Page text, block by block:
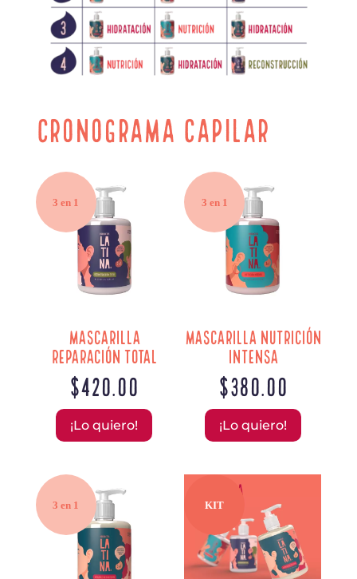
CRONOGRAMA CAPILAR
3 en 1
Mascarilla
Reparación Total
$420.00
¡Lo quiero!
3 en 1
Mascarilla Nutrición
Intensa
$380.00
¡Lo quiero!
3 en 1 KIT